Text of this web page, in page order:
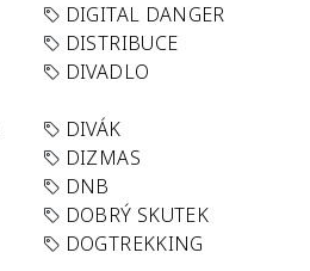
DIGITAL DANGER
DISTRIBUCE
DIVADLO
DIVÁK
DIZMAS
DNB
DOBRÝ SKUTEK
DOGTREKKING